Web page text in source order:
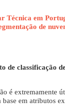
Técnica em
de
de classificação
é extremamente
em atributos